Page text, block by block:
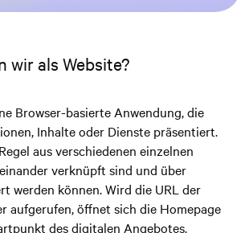
wir als Website?
Browser-basierte Anwendung, die
Inhalte oder Dienste präsentiert.
aus verschiedenen einzelnen
verknüpft sind und über
werden können. Wird die URL der
aufgerufen, öffnet sich die Homepage
des digitalen Angebotes.